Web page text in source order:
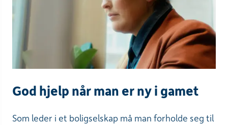
God hjelp når man er ny i gamet
Som leder i et boligselskap må man forholde seg til